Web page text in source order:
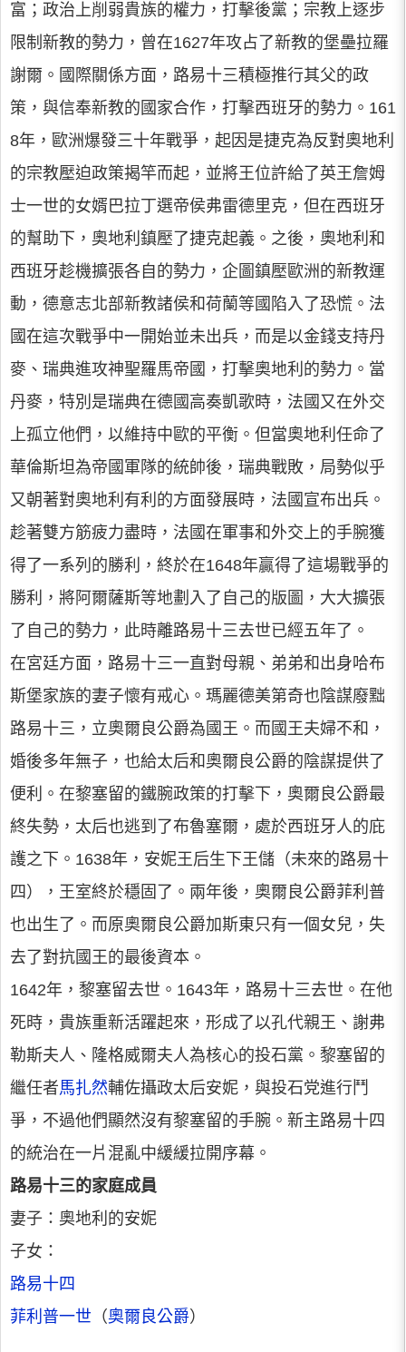
富；政治上削弱貴族的權力，打擊後黨；宗教上逐步
限制新教的勢力，曾在1627年攻占了新教的堡壘拉羅
謝爾。國際關係方面，路易十三積極推行其父的政
策，與信奉新教的國家合作，打擊西班牙的勢力。161
8年，歐洲爆發三十年戰爭，起因是捷克為反對奧地利
的宗教壓迫政策揭竿而起，並將王位許給了英王詹姆
士一世的女婿巴拉丁選帝侯弗雷德里克，但在西班牙
的幫助下，奧地利鎮壓了捷克起義。之後，奧地利和
西班牙趁機擴張各自的勢力，企圖鎮壓歐洲的新教運
動，德意志北部新教諸侯和荷蘭等國陷入了恐慌。法
國在這次戰爭中一開始並未出兵，而是以金錢支持丹
麥、瑞典進攻神聖羅馬帝國，打擊奧地利的勢力。當
丹麥，特別是瑞典在德國高奏凱歌時，法國又在外交
上孤立他們，以維持中歐的平衡。但當奧地利任命了
華倫斯坦為帝國軍隊的統帥後，瑞典戰敗，局勢似乎
又朝著對奧地利有利的方面發展時，法國宣布出兵。
趁著雙方筋疲力盡時，法國在軍事和外交上的手腕獲
得了一系列的勝利，終於在1648年贏得了這場戰爭的
勝利，將阿爾薩斯等地劃入了自己的版圖，大大擴張
了自己的勢力，此時離路易十三去世已經五年了。
在宮廷方面，路易十三一直對母親、弟弟和出身哈布
斯堡家族的妻子懷有戒心。瑪麗德美第奇也陰謀廢黜
路易十三，立奧爾良公爵為國王。而國王夫婦不和，
婚後多年無子，也給太后和奧爾良公爵的陰謀提供了
便利。在黎塞留的鐵腕政策的打擊下，奧爾良公爵最
終失勢，太后也逃到了布魯塞爾，處於西班牙人的庇
護之下。1638年，安妮王后生下王儲（未來的路易十
四），王室終於穩固了。兩年後，奧爾良公爵菲利普
也出生了。而原奧爾良公爵加斯東只有一個女兒，失
去了對抗國王的最後資本。
1642年，黎塞留去世。1643年，路易十三去世。在他
死時，貴族重新活躍起來，形成了以孔代親王、謝弗
勒斯夫人、隆格威爾夫人為核心的投石黨。黎塞留的
繼任者馬扎然輔佐攝政太后安妮，與投石党進行鬥
爭，不過他們顯然沒有黎塞留的手腕。新主路易十四
的統治在一片混亂中緩緩拉開序幕。
路易十三的家庭成員
妻子：奧地利的安妮
子女：
路易十四
菲利普一世 （奧爾良公爵）